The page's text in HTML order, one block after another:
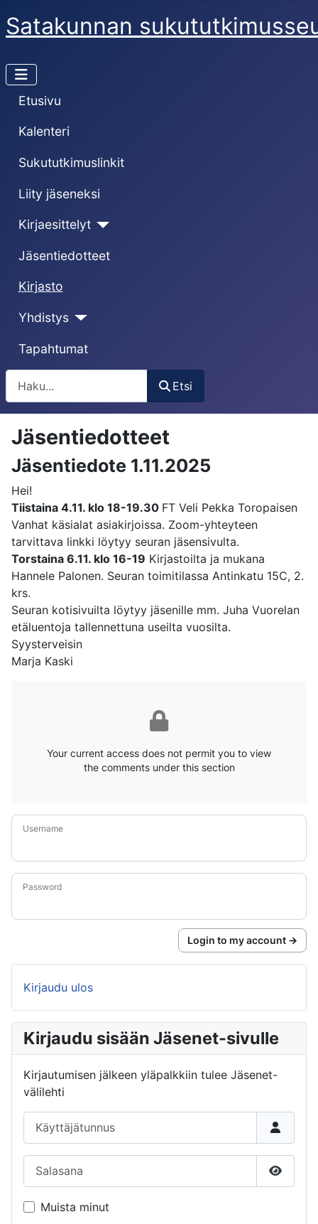
Satakunnan
Etusivu
Kalenteri
Sukututkimuslinkit
Liity jäseneksi
Kirjaesittelyt
Jäsentiedotteet
Kirjasto
Yhdistys
Tapahtumat
Etsi
Jäsentiedotteet
Jäsentiedote 1.11.2025
Hei!
Tiistaina 4.11. klo 18-19.30 FT Veli Pekka Toropaisen
Vanhat käsialat asiakirjoissa. Zoom-yhteyteen
tarvittava linkki löytyy seuran jäsensivulta.
Torstaina 6.11. klo 16-19 Kirjastoilta ja mukana
Hannele Palonen. Seuran toimitilassa Antinkatu 15C, 2.
krs.
Seuran kotisivuilta löytyy jäsenille mm. Juha Vuorelan
etäluentoja tallennettuna useilta vuosilta.
Syysterveisin
Marja Kaski
Your current access does not permit you to view
the comments under this section
Username
Password
Login to my account →
Kirjaudu ulos
Kirjaudu sisään Jäsenet-sivulle
Kirjautumisen jälkeen yläpalkkiin tulee Jäsenet-
välilehti
Näytä
Muista minut